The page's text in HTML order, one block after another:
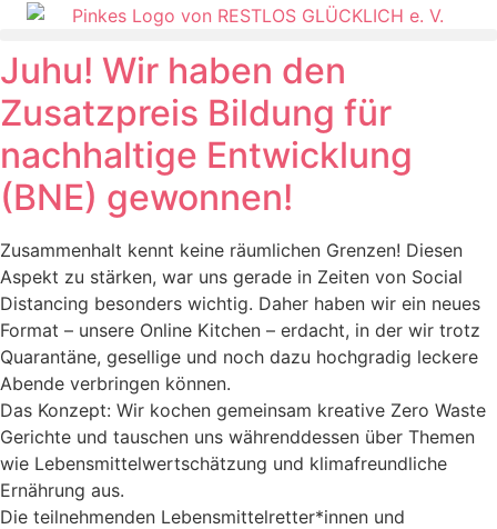
Juhu! Wir haben den
Zusatzpreis Bildung für
nachhaltige Entwicklung
(BNE) gewonnen!
Zusammenhalt kennt keine räumlichen Grenzen! Diesen
Aspekt zu stärken, war uns gerade in Zeiten von Social
Distancing besonders wichtig. Daher haben wir ein neues
Format – unsere Online Kitchen – erdacht, in der wir trotz
Quarantäne, gesellige und noch dazu hochgradig leckere
Abende verbringen können.
Das Konzept: Wir kochen gemeinsam kreative Zero Waste
Gerichte und tauschen uns währenddessen über Themen
wie Lebensmittelwertschätzung und klimafreundliche
Ernährung aus.
Die teilnehmenden Lebensmittelretter*innen und